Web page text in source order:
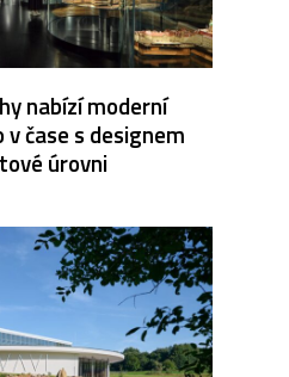
nabízí moderní
čase s designem
úrovni